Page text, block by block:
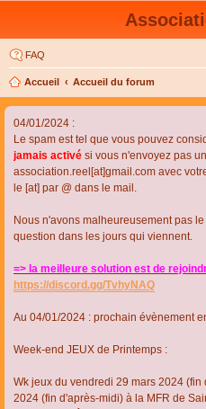
FAQ
Accueil Accueil du forum
04/01/2024 :
Le spam est tel que vous pouvez
jamais activé si vous n'envoyez pas
association.reel[at]gmail.com avec
le [at] par @ dans le mail.
Nous n'avons malheureusement pas
question dans les jours qui viennent.
=> la meilleure solution est de
https://discord.gg/TvhyNAQ
Au 04/01/2024 : prochain évènement
Week-end JEUX de Printemps :
Wk jeux du vendredi 29 mars 2024 (fin
2024 (fin d'après-midi) à la MFR de